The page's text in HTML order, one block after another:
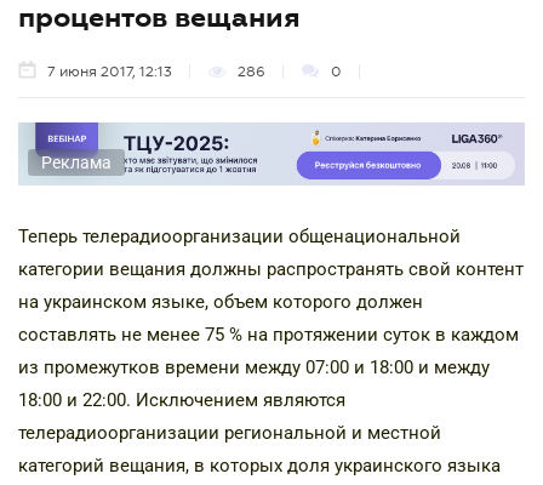
процентов вещания
7 июня 2017, 12:13 286 0
Реклама
Теперь телерадиоорганизации общенациональной
категории вещания должны распространять свой контент
на украинском языке, объем которого должен
составлять не менее 75 % на протяжении суток в каждом
из промежутков времени между 07:00 и 18:00 и между
18:00 и 22:00. Исключением являются
телерадиоорганизации региональной и местной
категорий вещания, в которых доля украинского языка